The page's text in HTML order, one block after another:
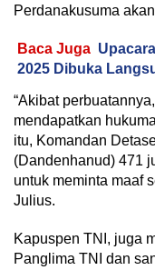
Perdanakusuma
Baca Juga
2025 Dibuka
“Akibat
mendapatkan
itu, Komandan
(Dandenhanud) 471
untuk meminta maaf
Julius.
Kapuspen TNI, juga
Panglima TNI dan